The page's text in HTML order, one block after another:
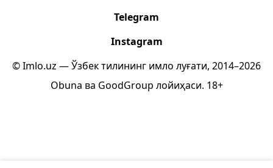
Telegram
Instagram
© Imlo.uz — Ўзбек тилининг имло луғати, 2014–2026
Obuna ва GoodGroup лойиҳаси. 18+